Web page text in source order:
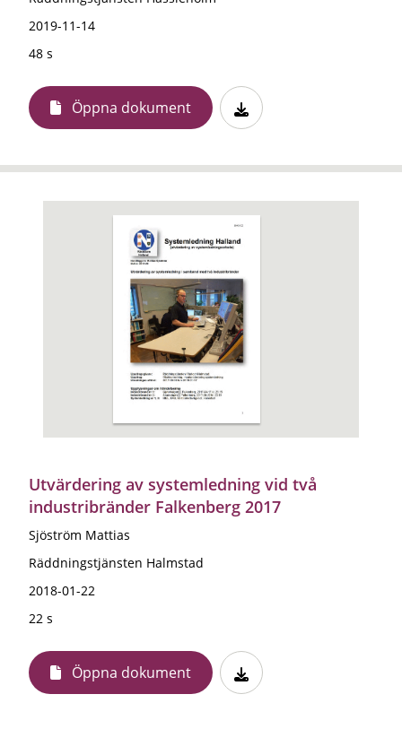
2019-11-14
48 s
Öppna dokument
Utvärdering av systemledning vid två
industribränder Falkenberg 2017
Sjöström Mattias
Räddningstjänsten Halmstad
2018-01-22
22 s
Öppna dokument